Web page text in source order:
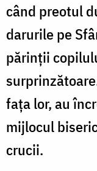
când preotul
darurile pe
părinții
fața lor, au
mijlocul
crucii.